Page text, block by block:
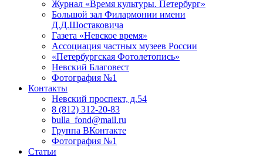
Журнал «Время культуры. Петербург»
Большой зал Филармонии имени
Д.Д.Шостаковича
Газета «Невское время»
Ассоциация частных музеев России
«Петербургская Фотолетопись»
Невский Благовест
Фотография №1
Контакты
Невский проспект, д.54
8 (812) 312-20-83
bulla_fond@mail.ru
Группа ВКонтакте
Фотография №1
Статьи